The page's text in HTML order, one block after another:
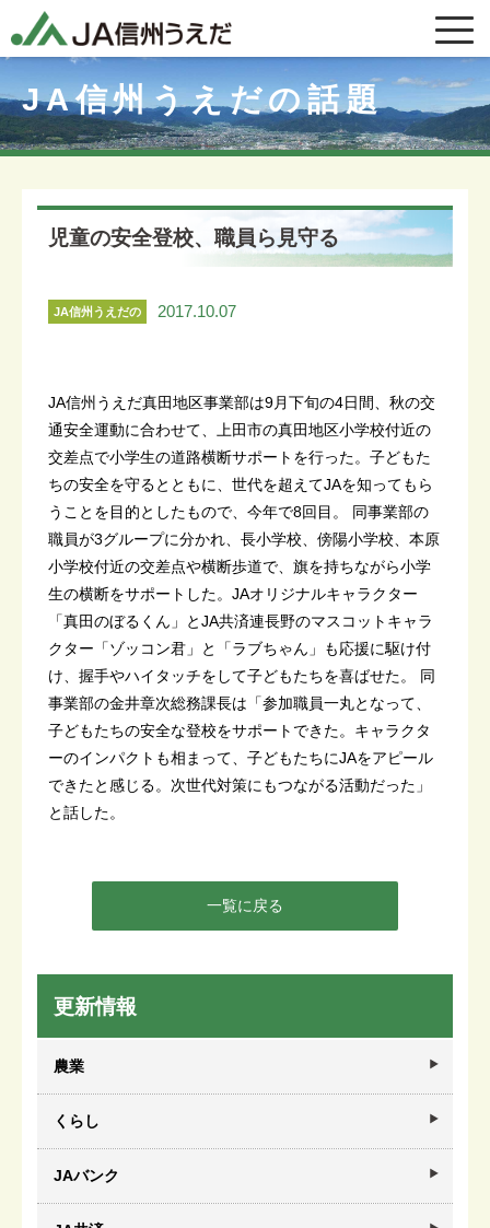
JA信州うえだの話題
児童の安全登校、職員ら見守る
JA信州うえだの
2017.10.07
JA信州うえだ真田地区事業部は9月下旬の4日間、秋の交
通安全運動に合わせて、上田市の真田地区小学校付近の
交差点で小学生の道路横断サポートを行った。子どもた
ちの安全を守るとともに、世代を超えてJAを知ってもら
うことを目的としたもので、今年で8回目。 同事業部の
職員が3グループに分かれ、長小学校、傍陽小学校、本原
小学校付近の交差点や横断歩道で、旗を持ちながら小学
生の横断をサポートした。JAオリジナルキャラクター
「真田のぼるくん」とJA共済連長野のマスコットキャラ
クター「ゾッコン君」と「ラブちゃん」も応援に駆け付
け、握手やハイタッチをして子どもたちを喜ばせた。 同
事業部の金井章次総務課長は「参加職員一丸となって、
子どもたちの安全な登校をサポートできた。キャラクタ
ーのインパクトも相まって、子どもたちにJAをアピール
できたと感じる。次世代対策にもつながる活動だった」
と話した。
一覧に戻る
更新情報
農業
くらし
JAバンク